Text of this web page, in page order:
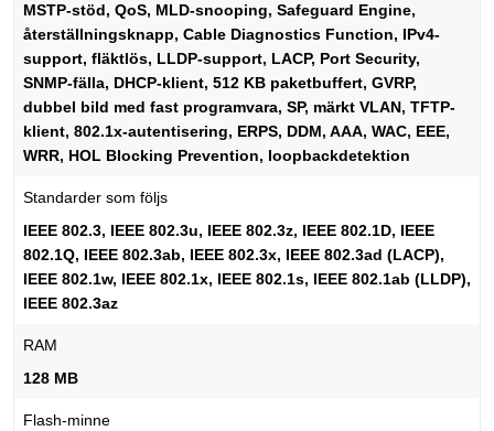
MSTP-stöd, QoS, MLD-snooping, Safeguard Engine,
återställningsknapp, Cable Diagnostics Function, IPv4-
support, fläktlös, LLDP-support, LACP, Port Security,
SNMP-fälla, DHCP-klient, 512 KB paketbuffert, GVRP,
dubbel bild med fast programvara, SP, märkt VLAN, TFTP-
klient, 802.1x-autentisering, ERPS, DDM, AAA, WAC, EEE,
WRR, HOL Blocking Prevention, loopbackdetektion
Standarder som följs
IEEE 802.3, IEEE 802.3u, IEEE 802.3z, IEEE 802.1D, IEEE
802.1Q, IEEE 802.3ab, IEEE 802.3x, IEEE 802.3ad (LACP),
IEEE 802.1w, IEEE 802.1x, IEEE 802.1s, IEEE 802.1ab (LLDP),
IEEE 802.3az
RAM
128 MB
Flash-minne